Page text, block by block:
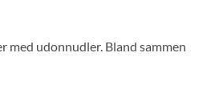
med udonnudler. Bland sammen